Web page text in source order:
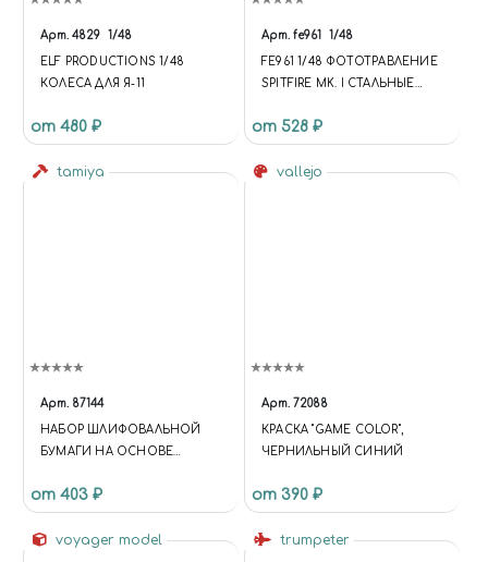
Арт. 4829 1/48
ELF PRODUCTIONS 1/48
КОЛЕСА ДЛЯ Я-11
от 480 ₽
Арт. fe961 1/48
FE961 1/48 ФОТОТРАВЛЕНИЕ
SPITFIRE MK. I СТАЛЬНЫЕ
от 528 ₽
tamiya
Арт. 87144
НАБОР ШЛИФОВАЛЬНОЙ
БУМАГИ НА ОСНОВЕ
ЗЕРНИСТОСТЬЮ 3000
от 403 ₽
vallejo
Арт. 72088
КРАСКА "GAME COLOR",
ЧЕРНИЛЬНЫЙ СИНИЙ
от 390 ₽
voyager model trumpeter